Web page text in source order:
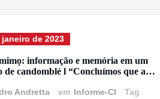
janeiro de 2023
informação e memória em um
de candomblé l “Concluímos que a…
Andretta em Informe-CI
Tag